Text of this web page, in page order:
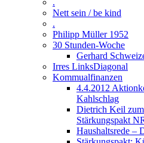
.
Nett sein / be kind
.
Philipp Müller 1952
30 Stunden-Woche
Gerhard
Irres LinksDiagonal
Kommualfinanzen
4.4.2012
Kahlschlag
Dietrich Keil zum
Stärkungspakt
Haushaltsrede –